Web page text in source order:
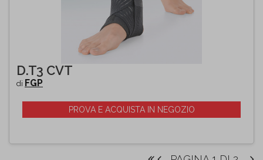
D.T3 CVT
di FGP
PROVA E ACQUISTA IN NEGOZIO